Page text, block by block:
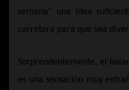
semana” una idea
carretera para que sea
Sorprendentemente, el
es una sensación muy